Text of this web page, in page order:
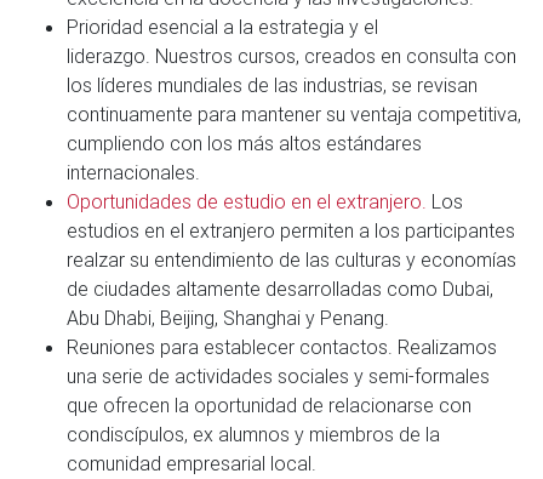
Prioridad esencial a la estrategia y el
liderazgo. Nuestros cursos, creados en consulta con
los líderes mundiales de las industrias, se revisan
continuamente para mantener su ventaja competitiva,
cumpliendo con los más altos estándares
internacionales.
Oportunidades de estudio en el extranjero. Los
estudios en el extranjero permiten a los participantes
realzar su entendimiento de las culturas y economías
de ciudades altamente desarrolladas como Dubai,
Abu Dhabi, Beijing, Shanghai y Penang.
Reuniones para establecer contactos. Realizamos
una serie de actividades sociales y semi-formales
que ofrecen la oportunidad de relacionarse con
condiscípulos, ex alumnos y miembros de la
comunidad empresarial local.